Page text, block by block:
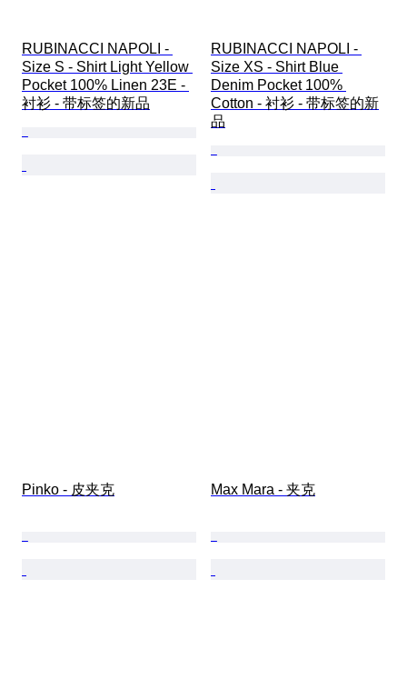
RUBINACCI NAPOLI -
Size S - Shirt Light Yellow
Pocket 100% Linen 23E -
衬衫 - 带标签的新品
RUBINACCI NAPOLI -
Size XS - Shirt Blue
Denim Pocket 100%
Cotton - 衬衫 - 带标签的新
品
Pinko - 皮夹克 Max Mara - 夹克